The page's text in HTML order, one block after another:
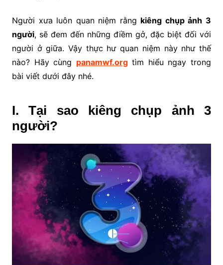
Người xưa luôn quan niệm rằng kiêng chụp ảnh 3
người, sẽ đem đến những điềm gở, đặc biệt đối với
người ở giữa. Vậy thực hư quan niệm này như thế
nào? Hãy cùng panamwf.orgtìm hiểu ngay trong
bài viết dưới đây nhé.
I. Tại sao kiêng chụp ảnh 3
người?